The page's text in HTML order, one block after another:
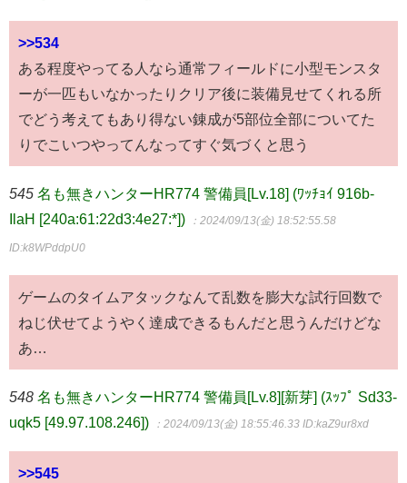
>>534
ある程度やってる人なら通常フィールドに小型モンスタ
ーが一匹もいなかったりクリア後に装備見せてくれる所
でどう考えてもあり得ない錬成が5部位全部についてた
りでこいつやってんなってすぐ気づくと思う
545 名も無きハンターHR774 警備員[Lv.18] (ﾜｯﾁｮｲ 916b-
IlaH [240a:61:22d3:4e27:*])
：2024/09/13(金) 18:52:55.58
ID:k8WPddpU0
ゲームのタイムアタックなんて乱数を膨大な試行回数で
ねじ伏せてようやく達成できるもんだと思うんだけどな
あ…
548 名も無きハンターHR774 警備員[Lv.8][新芽] (ｽｯﾌﾟ Sd33-
uqk5 [49.97.108.246])
：2024/09/13(金) 18:55:46.33 ID:kaZ9ur8xd
>>545